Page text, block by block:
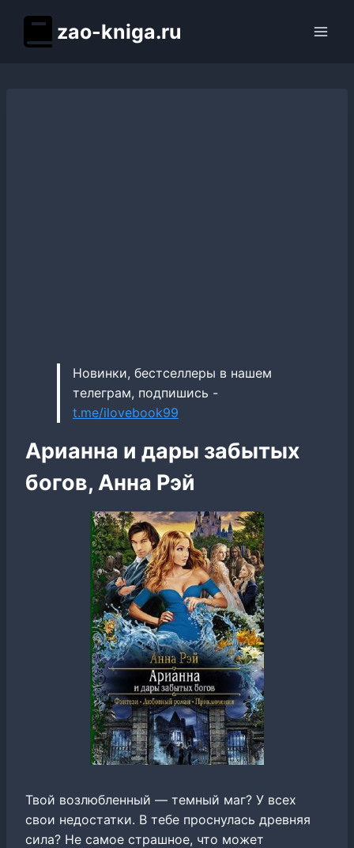
содержимому
zao-kniga.ru
Новинки, бестселлеры в нашем
телеграм, подпишись -
t.me/ilovebook99
Арианна и дары забытых
богов, Анна Рэй
Твой возлюбленный — темный маг? У всех
свои недостатки. В тебе проснулась древняя
сила? Не самое страшное, что может